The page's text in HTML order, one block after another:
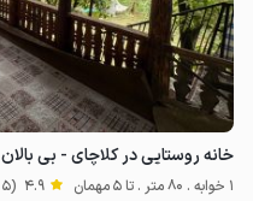
خانه روستایی در کلاچای - بی بالان
1 خوابه . 80 متر . تا 5 مهمان 4.9 (5 نظر)